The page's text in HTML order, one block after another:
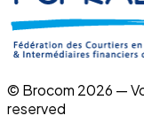
© Brocom 2026 —
reserved